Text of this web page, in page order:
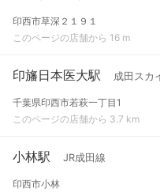
印西市草深２１９１
このページの店舗から 16 m
印旛日本医大駅 成田スカ
千葉県印西市若萩一丁目1
このページの店舗から 3.7 km
小林駅 JR成田線
印西市小林